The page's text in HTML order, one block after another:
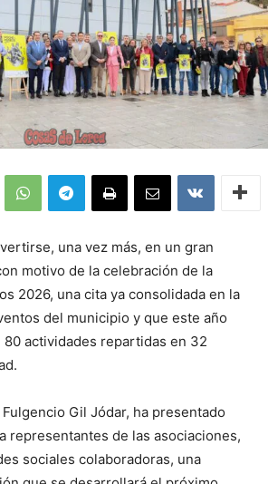
una vez más, en un gran
motivo de la celebración de la
2026, una cita ya consolidada en la
del municipio y que este año
80 actividades repartidas en 32
Gil Jódar, ha presentado
representantes de las asociaciones,
sociales colaboradoras, una